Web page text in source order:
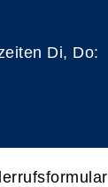
Di, Do: